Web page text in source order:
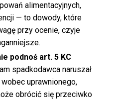
alimentacyjnych,
— to dowody, które
przy ocenie, czyje
podnoś art. 5 KC
spadkodawca naruszał
uprawnionego,
obrócić się przeciwko